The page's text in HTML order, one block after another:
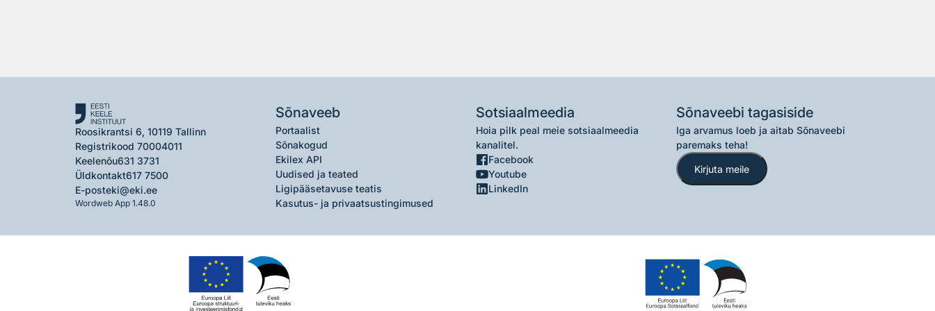
Roosikrantsi 6, 10119 Tallinn
Registrikood 70004011
Keelenõu631 3731
Üldkontakt617 7500
E-posteki@eki.ee
Wordweb App 1.48.0
Sõnaveeb
Portaalist
Sõnakogud
Ekilex API
Uudised ja teated
Ligipääsetavuse teatis
Kasutus- ja privaatsustingimused
Sotsiaalmeedia
Hoia pilk peal meie sotsiaalmeedia
kanalitel.
Facebook
Youtube
LinkedIn
Sõnaveebi tagasiside
Iga arvamus loeb ja aitab Sõnaveebi
paremaks teha!
Kirjuta meile